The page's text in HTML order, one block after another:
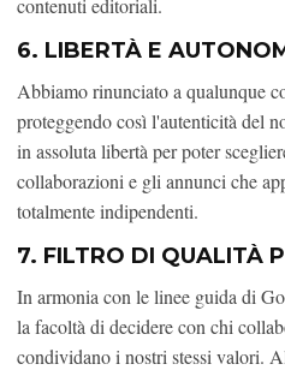
6. LIBERTÀ E
Abbiamo rinunciato a qualunque
proteggendo così l'autenticità del
in assoluta libertà per poter
collaborazioni e gli annunci che
totalmente indipendenti.
7. FILTRO DI QUALITÀ
In armonia con le linee guida di
la facoltà di decidere con chi
condividano i nostri stessi valori.